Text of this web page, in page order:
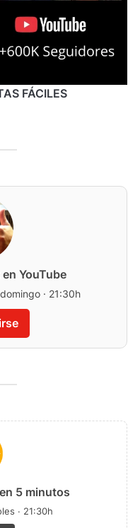
FÁCILES
YouTube
· 21:30h
5 minutos
· 21:30h